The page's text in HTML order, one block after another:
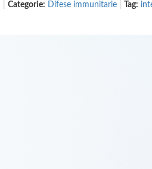
Categorie: Difese immunitarie Tag: